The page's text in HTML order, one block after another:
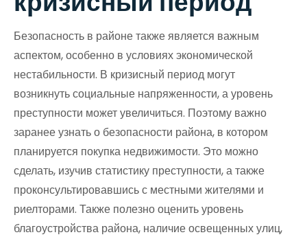
Безопасность в районе также является важным
аспектом, особенно в условиях экономической
нестабильности. В кризисный период могут
возникнуть социальные напряженности, а уровень
преступности может увеличиться. Поэтому важно
заранее узнать о безопасности района, в котором
планируется покупка недвижимости. Это можно
сделать, изучив статистику преступности, а также
проконсультировавшись с местными жителями и
риелторами. Также полезно оценить уровень
благоустройства района, наличие освещенных улиц,